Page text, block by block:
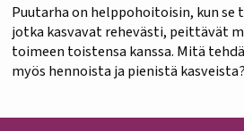
Puutarha on helppohoitoisin, kun se
jotka kasvavat rehevästi, peittävät
toimeen toistensa kanssa. Mitä
myös hennoista ja pienistä kasveista?